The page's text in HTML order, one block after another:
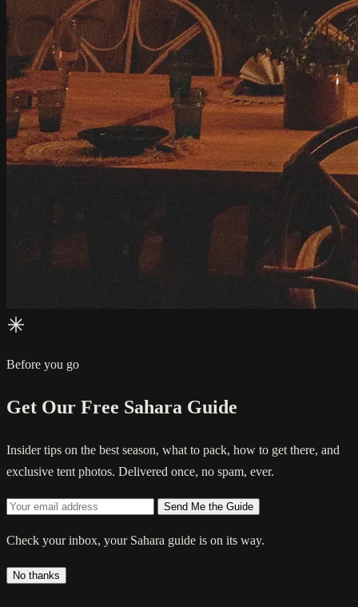
Before you go
Get Our Free Sahara Guide
Insider tips on the best season, what to pack, how to get there, and
exclusive tent photos. Delivered once, no spam, ever.
Send Me the Guide
Check your inbox, your Sahara guide is on its way.
No thanks